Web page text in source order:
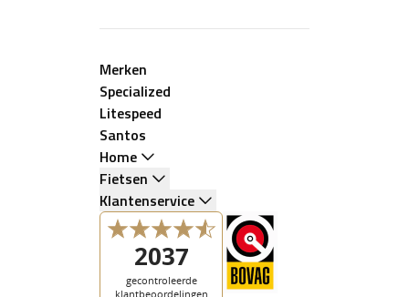
Merken
Specialized
Litespeed
Santos
Home
Fietsen
Klantenservice